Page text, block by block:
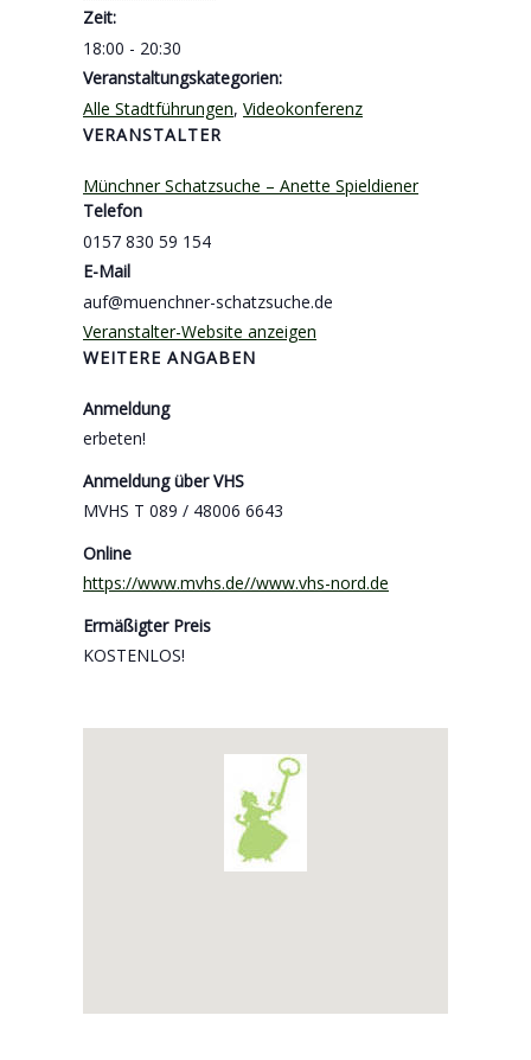
Zeit:
18:00 - 20:30
Veranstaltungskategorien:
Alle Stadtführungen, Videokonferenz
VERANSTALTER
Münchner Schatzsuche – Anette Spieldiener
Telefon
0157 830 59 154
E-Mail
auf@muenchner-schatzsuche.de
Veranstalter-Website anzeigen
WEITERE ANGABEN
Anmeldung
erbeten!
Anmeldung über VHS
MVHS T 089 / 48006 6643
Online
https://www.mvhs.de//www.vhs-nord.de
Ermäßigter Preis
KOSTENLOS!